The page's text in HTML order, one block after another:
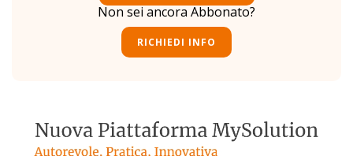
Non sei ancora Abbonato?
RICHIEDI INFO